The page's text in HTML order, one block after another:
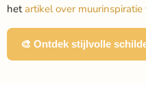
hetartikel over
🎨 Ontdek stijlvolle